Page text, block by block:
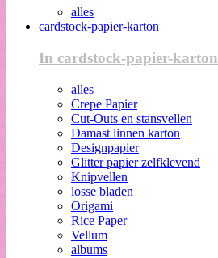
alles
cardstock-papier-karton
In cardstock-papier-karton
alles
Crepe Papier
Cut-Outs en stansvellen
Damast linnen karton
Designpapier
Glitter papier zelfklevend
Knipvellen
losse bladen
Origami
Rice Paper
Vellum
albums